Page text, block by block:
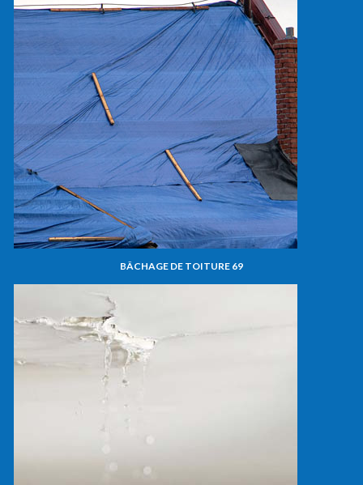
BÂCHAGE DE TOITURE 69